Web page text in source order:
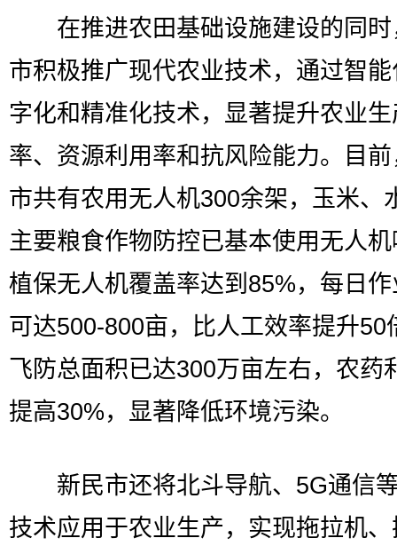
在推进农田基础设施建设的同时
市积极推广现代农业技术，通过智
字化和精准化技术，显著提升农业
率、资源利用率和抗风险能力。目
市共有农用无人机300余架，玉米、
主要粮食作物防控已基本使用无人
植保无人机覆盖率达到85%，每日
可达500-800亩，比人工效率提升50
飞防总面积已达300万亩左右，农药
提高30%，显著降低环境污染。
新民市还将北斗导航、5G通信
技术应用于农业生产，实现拖拉机